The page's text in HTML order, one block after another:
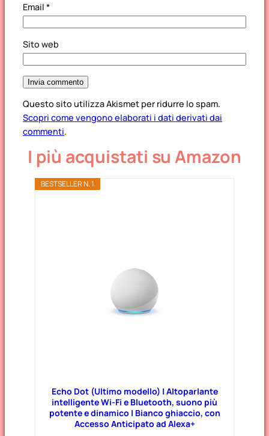
Email *
Sito web
Questo sito utilizza Akismet per ridurre lo spam.
Scopri come vengono elaborati i dati derivati dai
commenti.
I più acquistati su Amazon
BESTSELLER N. 1
Echo Dot (Ultimo modello) | Altoparlante
intelligente Wi-Fi e Bluetooth, suono più
potente e dinamico | Bianco ghiaccio, con
Accesso Anticipato ad Alexa+